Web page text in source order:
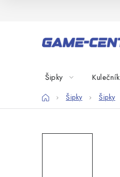
Šipky Kulečník
DomůŠipky Šipky